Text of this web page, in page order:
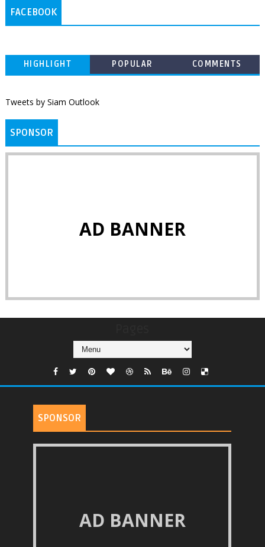
FACEBOOK
HIGHLIGHT POPULAR COMMENTS
Tweets by Siam Outlook
SPONSOR
AD BANNER
SPONSOR
AD BANNER